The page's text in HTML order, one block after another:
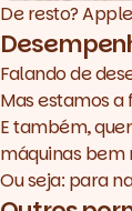
De resto?
Falando de
Mas estamos
E também,
máquinas bem
Ou seja: para